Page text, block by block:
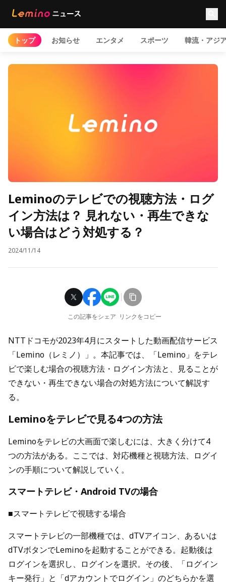
トップ お知らせ エンタメ スポーツ 韓流・アジ
Leminoのテレビでの視聴方法・ログ
イン方法は？ 見れない・再生できな
い場合はどう対処する？
2024/11/14
この記事をシェア リンクをコピー
NTTドコモが2023年4月にスタートした動画配信サービス
「Lemino（レミノ）」。本記事では、「Lemino」をテレ
ビで楽しむ場合の視聴方法・ログイン方法と、見ることが
できない・再生できない場合の対処方法について解説す
る。
Leminoをテレビで見る4つの方法
Leminoをテレビの大画面で楽しむには、大きく分けて4
つの方法がある。ここでは、対応機種と視聴方法、ログイ
ンの手順について解説していく。
スマートテレビ・Android TVの場合
■スマートテレビで視聴する場合
スマートテレビの一部機種では、dTVアイコン、あるいは
dTVボタンでLeminoを起動することができる。起動後は
ログインを選択し、ログインを選択。その後、「ログイン
キー発行」と「dアカウントでログイン」のどちらかを選